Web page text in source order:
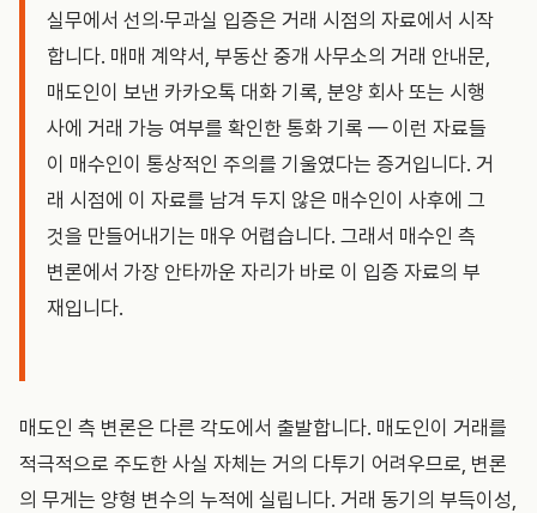
실무에서 선의·무과실 입증은 거래 시점의 자료에서 시작
합니다. 매매 계약서, 부동산 중개 사무소의 거래 안내문,
매도인이 보낸 카카오톡 대화 기록, 분양 회사 또는 시행
사에 거래 가능 여부를 확인한 통화 기록 — 이런 자료들
이 매수인이 통상적인 주의를 기울였다는 증거입니다. 거
래 시점에 이 자료를 남겨 두지 않은 매수인이 사후에 그
것을 만들어내기는 매우 어렵습니다. 그래서 매수인 측
변론에서 가장 안타까운 자리가 바로 이 입증 자료의 부
재입니다.
매도인 측 변론은 다른 각도에서 출발합니다. 매도인이 거래를
적극적으로 주도한 사실 자체는 거의 다투기 어려우므로, 변론
의 무게는 양형 변수의 누적에 실립니다. 거래 동기의 부득이성,